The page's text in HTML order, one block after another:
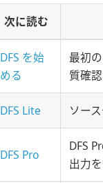
次に読む
DFS を始
める
最初
質確
DFS Lite ソー
DFS Pro
DFS
出力